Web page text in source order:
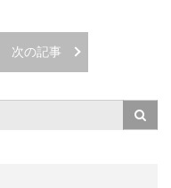
次の記事